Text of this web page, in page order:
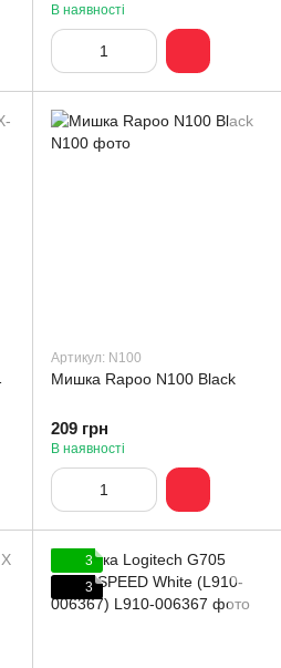
В наявності
Артикул: N100
Мишка Rapoo N100 Black
209 грн
В наявності
3
3